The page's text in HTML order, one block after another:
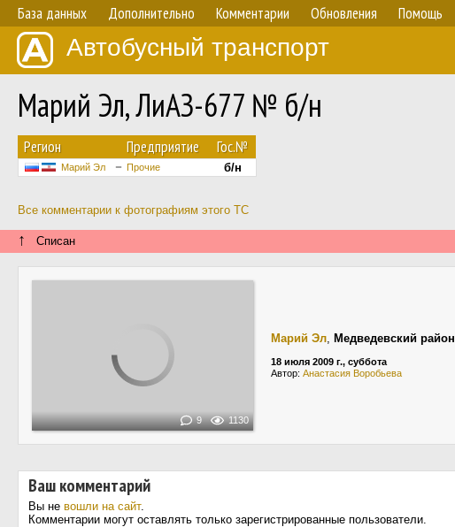
База данных Дополнительно Комментарии Обновления Помощь
Автобусный транспорт
Марий Эл, ЛиАЗ-677 № б/н
Регион Предприятие Гос.№
Марий Эл Прочие б/н
Все комментарии к фотографиям этого ТС
↑ Списан
9 1130
Марий Эл, Медведевский район
18 июля 2009 г., суббота
Автор: Анастасия Воробьева
Ваш комментарий
Вы не вошли на сайт.
Комментарии могут оставлять только зарегистрированные пользователи.